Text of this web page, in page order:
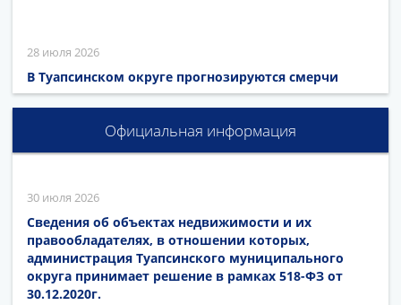
28 июля 2026
В Туапсинском округе прогнозируются смерчи
Официальная информация
30 июля 2026
Сведения об объектах недвижимости и их
правообладателях, в отношении которых,
администрация Туапсинского муниципального
округа принимает решение в рамках 518-ФЗ от
30.12.2020г.